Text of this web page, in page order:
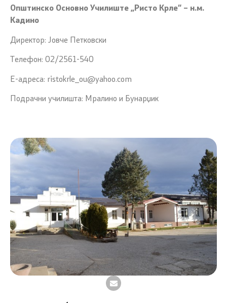
Општинско Основно Училиште „Ристо Крле“ – н.м.
Кадино
Директор: Јовче Петковски
Телефон: 02/2561-540
Е-адреса: ristokrle_ou@yahoo.com
Подрачни училишта: Мралино и Бунарџик